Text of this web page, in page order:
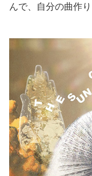
んで、自分の曲作